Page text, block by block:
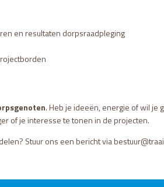
en resultaten dorpsraadpleging
. Heb je ideeën, energie of wil je
of je interesse te tonen in de projecten.
Stuur ons een bericht via